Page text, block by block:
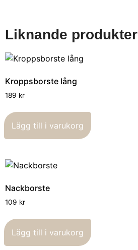
Liknande produkter
Kroppsborste lång
189 kr
Lägg till i varukorg
Nackborste
109 kr
Lägg till i varukorg